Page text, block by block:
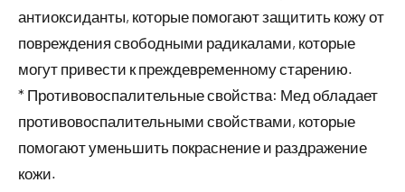
антиоксиданты, которые помогают защитить кожу от
повреждения свободными радикалами, которые
могут привести к преждевременному старению.
* Противовоспалительные свойства: Мед обладает
противовоспалительными свойствами, которые
помогают уменьшить покраснение и раздражение
кожи.